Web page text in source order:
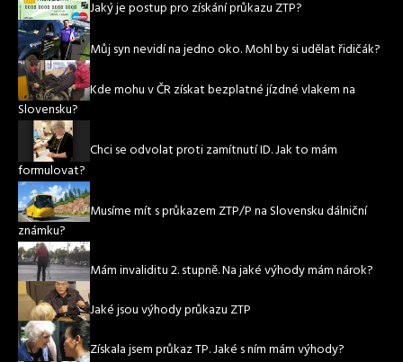
Jaký je postup pro získání průkazu ZTP?
Můj syn nevidí na jedno oko. Mohl by si udělat řidičák?
Kde mohu v ČR získat bezplatné jízdné vlakem na
Slovensku?
Chci se odvolat proti zamítnutí ID. Jak to mám
formulovat?
Musíme mít s průkazem ZTP/P na Slovensku dálniční
známku?
Mám invaliditu 2. stupně. Na jaké výhody mám nárok?
Jaké jsou výhody průkazu ZTP
Získala jsem průkaz TP. Jaké s ním mám výhody?